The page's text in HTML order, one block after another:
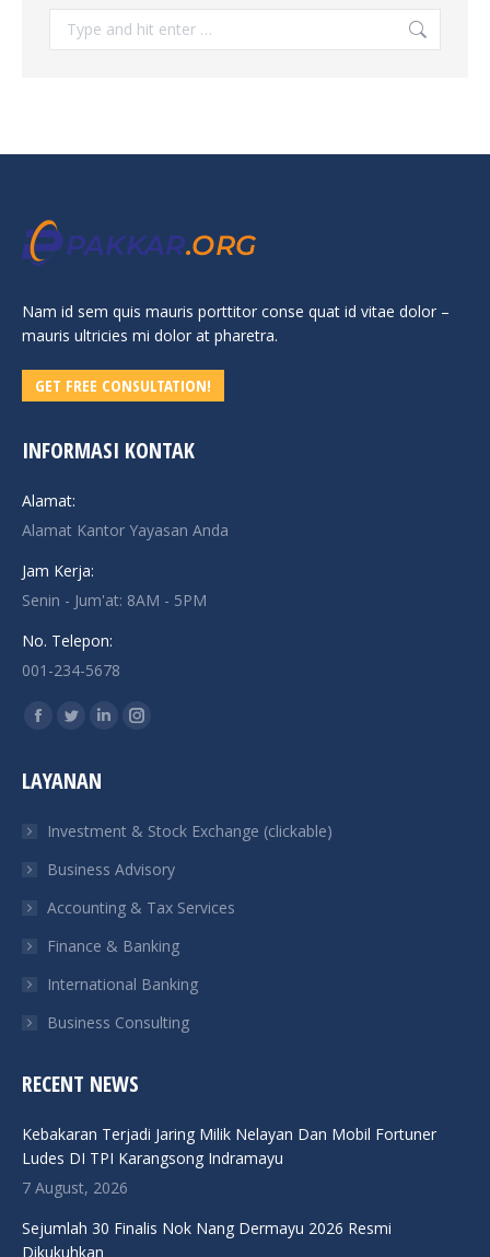
Search:
Nam id sem quis mauris porttitor conse quat id vitae dolor –
mauris ultricies mi dolor at pharetra.
GET FREE CONSULTATION!
INFORMASI KONTAK
Alamat:
Alamat Kantor Yayasan Anda
Jam Kerja:
Senin - Jum'at: 8AM - 5PM
No. Telepon:
001-234-5678
Find us on:
Facebook
opens
new
window
Twitter
opens
new
window
Linkedin
new
window
Instagram
new
window
LAYANAN
Investment & Stock Exchange (clickable)
Business Advisory
Accounting & Tax Services
Finance & Banking
International Banking
Business Consulting
RECENT NEWS
Kebakaran Terjadi Jaring Milik Nelayan Dan Mobil Fortuner
Ludes DI TPI Karangsong Indramayu
7 August, 2026
Sejumlah 30 Finalis Nok Nang Dermayu 2026 Resmi
Dikukuhkan